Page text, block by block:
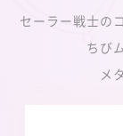
セーラー戦士の
ちび
メ